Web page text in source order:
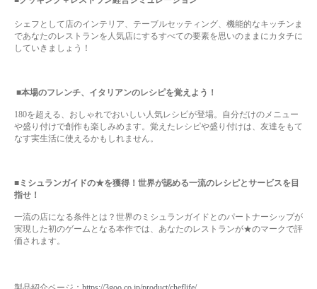
シェフとして店のインテリア、テーブルセッティング、機能的なキッチンま
であなたのレストランを人気店にするすべての要素を思いのままにカタチに
していきましょう！
■本場のフレンチ、イタリアンのレシピを覚えよう！
180を超える、おしゃれでおいしい人気レシピが登場。 自分だけのメニュー
や盛り付けで創作も楽しみめます。 覚えたレシピや盛り付けは、友達をもて
なす実生活に使えるかもしれません。
■ミシュランガイドの★を獲得！世界が認める一流のレシピとサービスを目
指せ！
一流の店になる条件とは？世界のミシュランガイドとのパートナーシップが
実現した初のゲームとなる本作では、 あなたのレストランが★のマークで評
価されます。